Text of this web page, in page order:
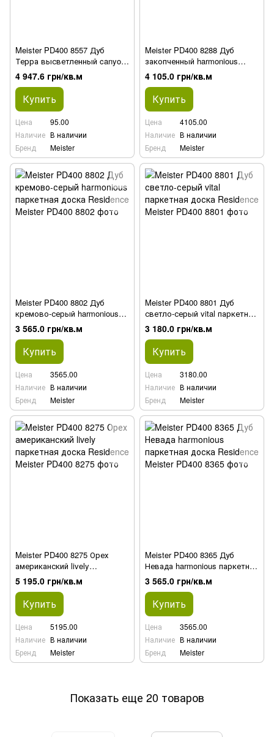
Meister PD400 8557 Дуб
Терра высветленный canyon
паркетная доска Residence
4 947.6 грн/кв.м
Купить
Цена
95.00
Наличие В наличии
Бренд
Meister
Meister PD400 8288 Дуб
закопченный harmonious
паркетная доска Residence
4 105.0 грн/кв.м
Купить
Цена
4105.00
Наличие В наличии
Бренд
Meister
Meister PD400 8802 Дуб
кремово-серый harmonious
паркетная доска Residence
3 565.0 грн/кв.м
Купить
Цена
3565.00
Наличие В наличии
Бренд
Meister
Meister PD400 8801 Дуб
светло-серый vital паркетная
доска Residence
3 180.0 грн/кв.м
Купить
Цена
3180.00
Наличие В наличии
Бренд
Meister
Meister PD400 8275 Орех
американский lively
паркетная доска Residence
5 195.0 грн/кв.м
Купить
Цена
5195.00
Наличие В наличии
Бренд
Meister
Meister PD400 8365 Дуб
Невада harmonious паркетная
доска Residence
3 565.0 грн/кв.м
Купить
Цена
3565.00
Наличие В наличии
Бренд
Meister
Показать еще 20 товаров